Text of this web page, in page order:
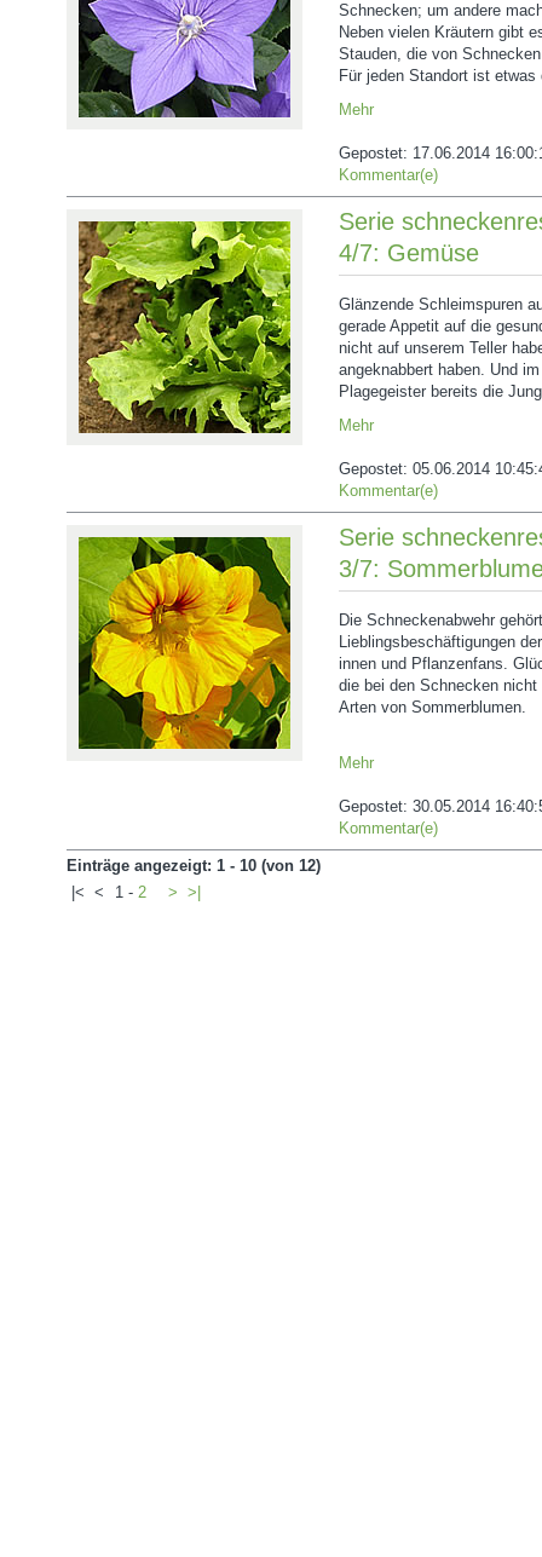
Schnecken; um andere
Neben vielen Kräutern gibt
Stauden, die von
Für jeden Standort ist etwas
Mehr
Gepostet: 17.06.2014
Kommentar(e)
Serie
4/7: Gemüse
Glänzende Schleimspuren
gerade Appetit auf die
nicht auf unserem Teller
angeknabbert haben. Und
Plagegeister bereits die
Mehr
Gepostet: 05.06.2014
Kommentar(e)
Serie
3/7:
Die Schneckenabwehr
Lieblingsbeschäftigungen
innen und Pflanzenfans.
die bei den Schnecken
Arten von Sommerblumen.
Mehr
Gepostet: 30.05.2014
Kommentar(e)
Einträge angezeigt: 1 - 10 (von 12)
|< < 1 - 2 > >|